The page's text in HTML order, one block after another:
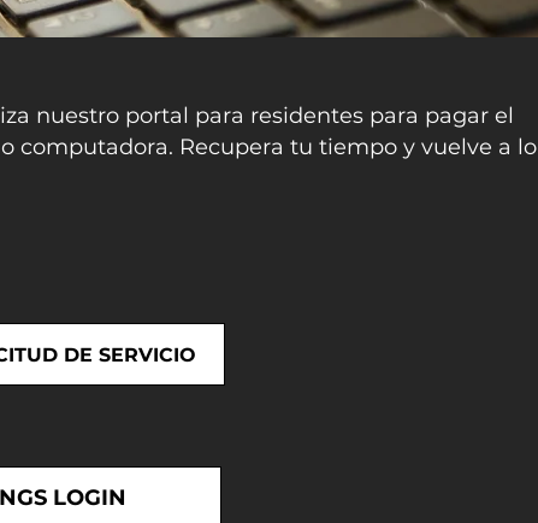
nuestro portal para residentes para pagar el
computadora. Recupera tu tiempo y vuelve a lo
DE SERVICIO
LOGIN